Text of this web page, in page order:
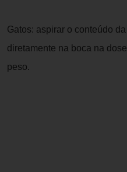
Gatos: aspirar o conteúdo
diretamente na boca na
peso.